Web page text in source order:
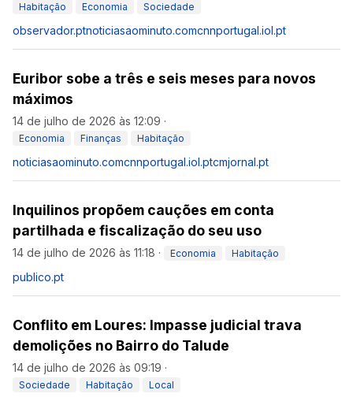
Habitação Economia Sociedade
observador.ptnoticiasaominuto.comcnnportugal.iol.pt
Euribor sobe a três e seis meses para novos
máximos
14 de julho de 2026 às 12:09 ·
Economia Finanças Habitação
noticiasaominuto.comcnnportugal.iol.ptcmjornal.pt
Inquilinos propõem cauções em conta
partilhada e fiscalização do seu uso
14 de julho de 2026 às 11:18 · Economia Habitação
publico.pt
Conflito em Loures: Impasse judicial trava
demolições no Bairro do Talude
14 de julho de 2026 às 09:19 ·
Sociedade Habitação Local